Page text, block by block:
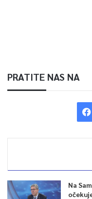
PRATITE NAS NA
Na